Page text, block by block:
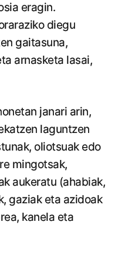
eragin.
diegu
gaitasuna,
arnasketa lasai,
janari arin,
laguntzen
oliotsuak edo
mingotsak,
aukeratu (ahabiak,
gaziak eta azidoak
kanela eta